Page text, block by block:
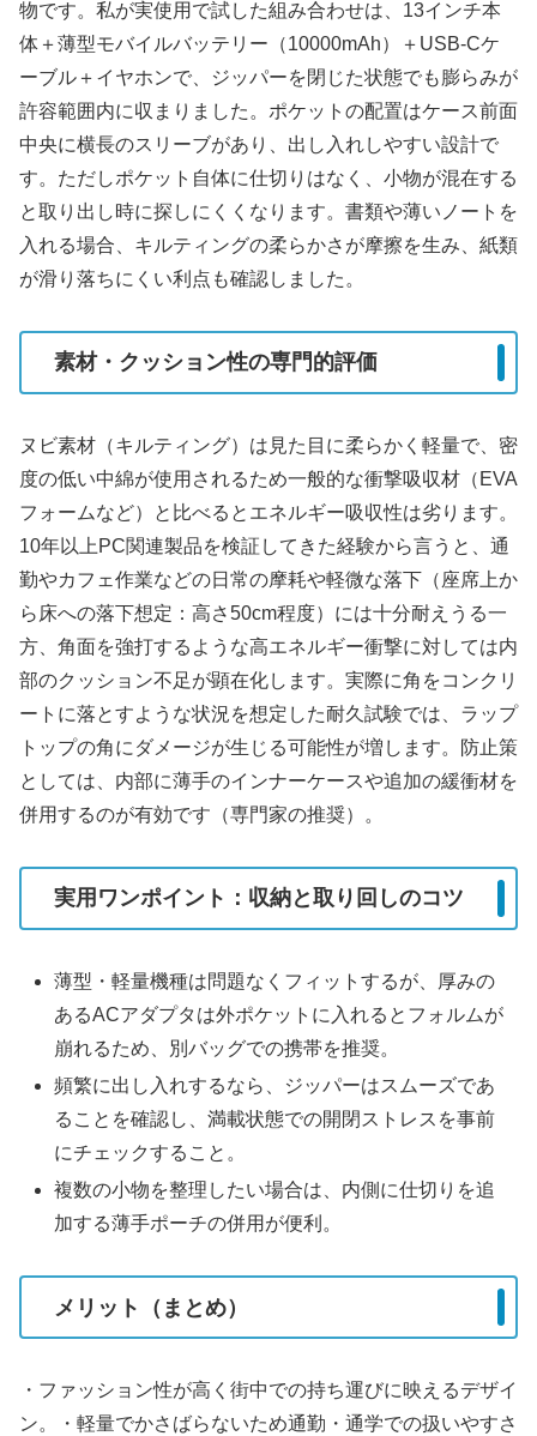
物です。私が実使用で試した組み合わせは、13インチ本
体＋薄型モバイルバッテリー（10000mAh）＋USB-Cケ
ーブル＋イヤホンで、ジッパーを閉じた状態でも膨らみが
許容範囲内に収まりました。ポケットの配置はケース前面
中央に横長のスリーブがあり、出し入れしやすい設計で
す。ただしポケット自体に仕切りはなく、小物が混在する
と取り出し時に探しにくくなります。書類や薄いノートを
入れる場合、キルティングの柔らかさが摩擦を生み、紙類
が滑り落ちにくい利点も確認しました。
素材・クッション性の専門的評価
ヌビ素材（キルティング）は見た目に柔らかく軽量で、密
度の低い中綿が使用されるため一般的な衝撃吸収材（EVA
フォームなど）と比べるとエネルギー吸収性は劣ります。
10年以上PC関連製品を検証してきた経験から言うと、通
勤やカフェ作業などの日常の摩耗や軽微な落下（座席上か
ら床への落下想定：高さ50cm程度）には十分耐えうる一
方、角面を強打するような高エネルギー衝撃に対しては内
部のクッション不足が顕在化します。実際に角をコンクリ
ートに落とすような状況を想定した耐久試験では、ラップ
トップの角にダメージが生じる可能性が増します。防止策
としては、内部に薄手のインナーケースや追加の緩衝材を
併用するのが有効です（専門家の推奨）。
実用ワンポイント：収納と取り回しのコツ
薄型・軽量機種は問題なくフィットするが、厚みの
あるACアダプタは外ポケットに入れるとフォルムが
崩れるため、別バッグでの携帯を推奨。
頻繁に出し入れするなら、ジッパーはスムーズであ
ることを確認し、満載状態での開閉ストレスを事前
にチェックすること。
複数の小物を整理したい場合は、内側に仕切りを追
加する薄手ポーチの併用が便利。
メリット（まとめ）
・ファッション性が高く街中での持ち運びに映えるデザイ
ン。・軽量でかさばらないため通勤・通学での扱いやすさ